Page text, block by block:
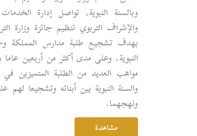
وبالسنة النبوية، تواصل إدارة
والإشراف التربوي تنظيم جائزة وزارة
بهدف تشجيع طلبة مدارس المملكة
النبوية، وعلى مدى أكثر من أربعين
مواهب العديد من الطلبة المتميزين
والسنة النبوية بين أبنائه وتشجيعا
ونهجهما.
مشاهدة